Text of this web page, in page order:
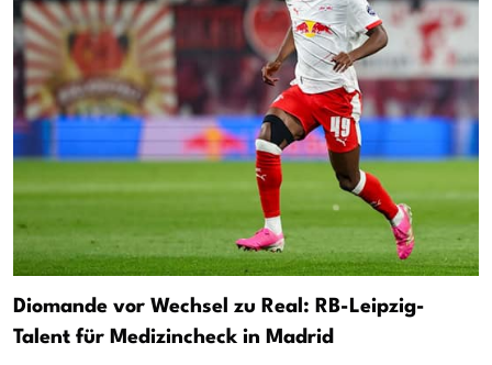
Diomande vor Wechsel zu Real: RB-Leipzig-
Talent für Medizincheck in Madrid